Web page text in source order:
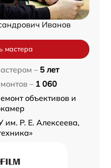
Иванов
мастера
– 5 лет
– 1 060
объективов и
им. Р. Е. Алексеева,